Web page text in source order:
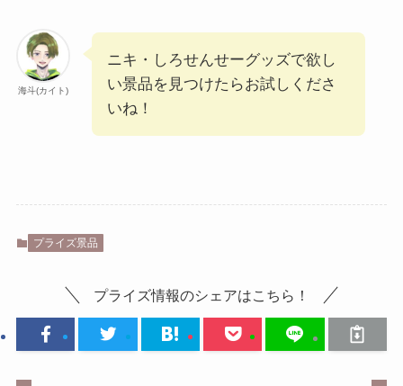
海斗(カイト)
ニキ・しろせんせーグッズで欲し
い景品を見つけたらお試しくださ
いね！
プライズ景品
プライズ情報のシェアはこちら！